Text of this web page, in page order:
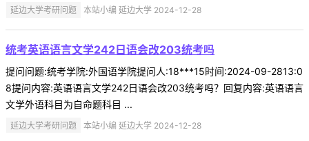
延边大学考研问题 本站小编 延边大学 2024-12-28
统考英语语言文学242日语会改203统考吗
提问问题:统考学院:外国语学院提问人:18***15时间:2024-09-2813:0
8提问内容:英语语言文学242日语会改203统考吗？回复内容:英语语言
文学外语科目为自命题科目 ...
延边大学考研问题 本站小编 延边大学 2024-12-28